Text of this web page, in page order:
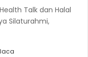
Talk dan Halal
Silaturahmi,